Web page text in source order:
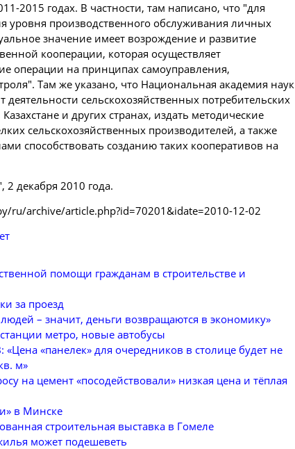
2015 годах. В частности, там написано, что "для
уровня производственного обслуживания личных
значение имеет возрождение и развитие
кооперации, которая осуществляет
операции на принципах самоуправления,
Там же указано, что Национальная академия наук
сельскохозяйственных потребительских
и других странах, издать методические
сельскохозяйственных производителей, а также
способствовать созданию таких кооперативов на
2 декабря 2010 года.
ru/archive/article.php?id=70201&idate=2010-12-02
помощи гражданам в строительстве и
за проезд
– значит, деньги возвращаются в экономику»
метро, новые автобусы
«панелек» для очередников в столице будет не
м»
на цемент «посодействовали» низкая цена и тёплая
в Минске
строительная выставка в Гомеле
может подешеветь